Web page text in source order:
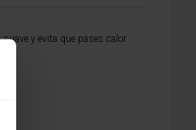
y evita que pases calor